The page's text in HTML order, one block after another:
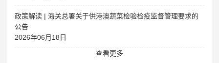
政策解读 | 海关总署关于供港澳蔬菜检验检疫监督管理要求的
公告
2026年06月18日
查看更多